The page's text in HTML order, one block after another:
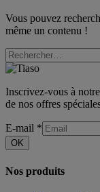
Vous pouvez
même un contenu !
Inscrivez-vous à
de nos offres
E-mail *
OK
Nos produits